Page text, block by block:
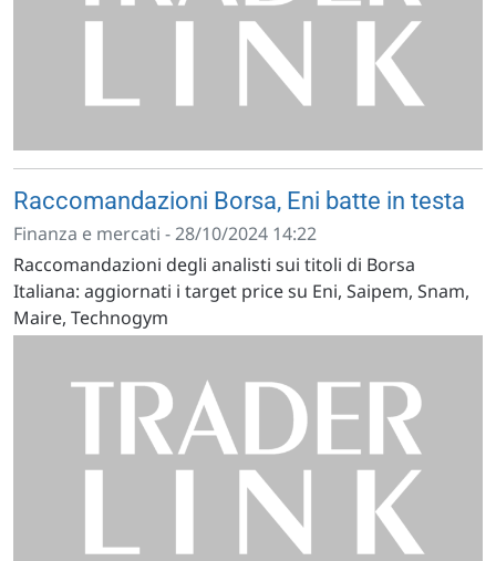
Raccomandazioni Borsa, Eni batte in testa
Finanza e mercati - 28/10/2024 14:22
Raccomandazioni degli analisti sui titoli di Borsa
Italiana: aggiornati i target price su Eni, Saipem, Snam,
Maire, Technogym